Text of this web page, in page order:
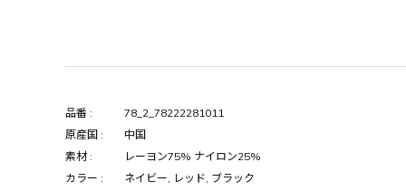
品番 :
78_2_78222281011
原産国 :
中国
素材 :
レーヨン75% ナイロン25%
カラー :
ネイビー, レッド, ブラック